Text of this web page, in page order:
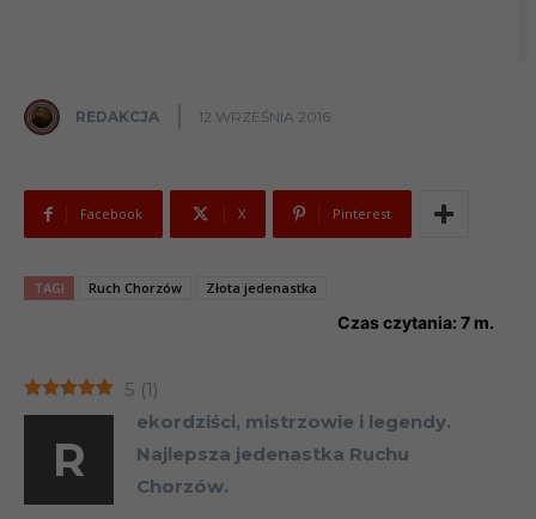
REDAKCJA 12 WRZEŚNIA 2016
Facebook X Pinterest
TAGI Ruch Chorzów Złota jedenastka
Czas czytania: 7 m.
5 (1)
R
ekordziści, mistrzowie i legendy.
Najlepsza jedenastka Ruchu
Chorzów.